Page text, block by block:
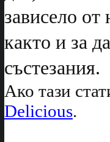
зависело
както и за
състезания.
Ако тази
Delicious.